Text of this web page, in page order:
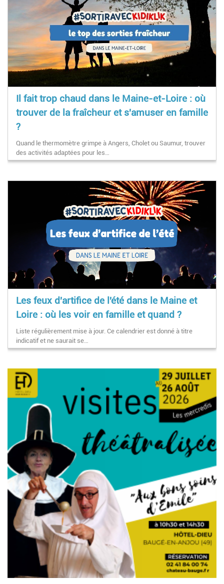
Il fait trop chaud dans le Maine-et-Loire : où
trouver de la fraîcheur et s'amuser en famille
?
Quand le thermomètre grimpe à Angers, Cholet ou Saumur, trouver
des activités adaptées pour les…
Les feux d'artifice de l'été dans le Maine et
Loire : où les voir en famille et quand ?
Liste régulièrement mise à jour. Ce calendrier est donné à titre
indicatif et ne saurait se…